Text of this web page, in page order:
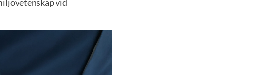
vid